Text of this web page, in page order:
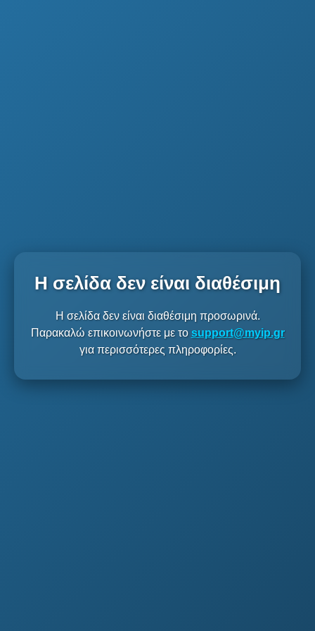
Η σελίδα δεν είναι διαθέσιμη
Η σελίδα δεν είναι διαθέσιμη προσωρινά.
Παρακαλώ επικοινωνήστε με το support@myip.gr
για περισσότερες πληροφορίες.